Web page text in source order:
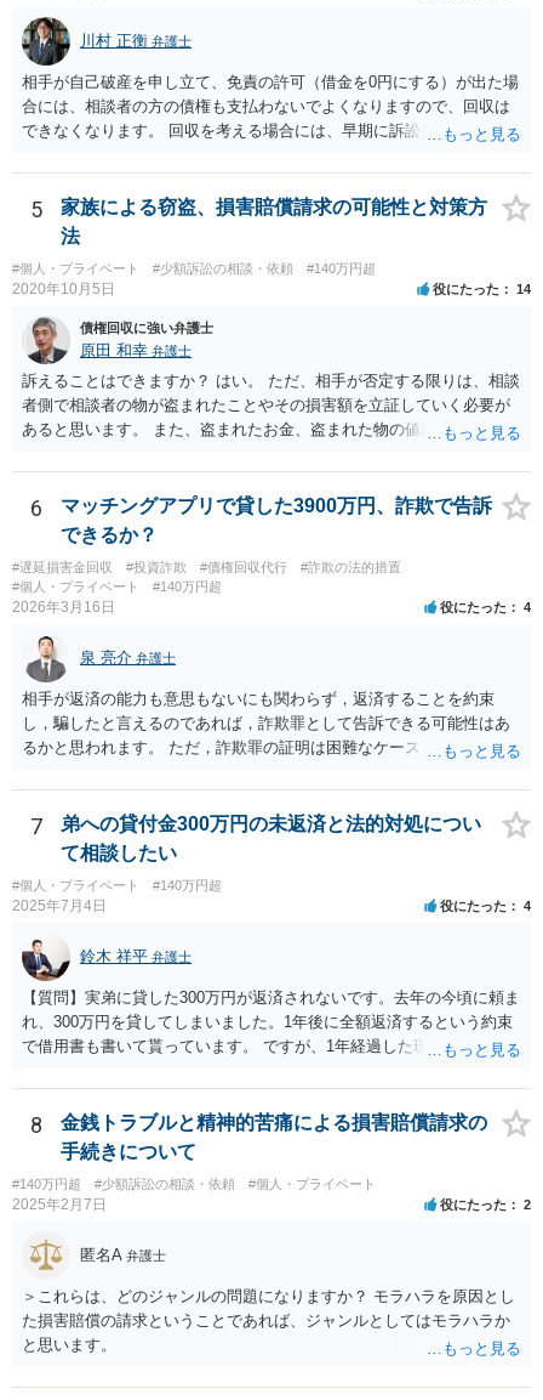
（月ごと）が、強制執行の５年以上前の分は、時効の援用により消滅
します。請求できるのは、それ以降の分となります。未払の発生よ
り、強制執行を基準に考えた方が分かりやすいでしょう。 > また、こ
の様な案件を請け負って頂けるものなのでしょうか？ こちらの立場を
主張する余地があれば、依頼する価値はあると思います。「支払い意
りそうです。
川村 正衡 弁護士
相手が自己破産を申し立て、免責の許可（借金を0円にする）が出た場
合には、相談者の方の債権も支払わないでよくなりますので、回収は
できなくなります。 回収を考える場合には、早期に訴訟提起などを進
5
家族による窃盗、損害賠償請求の可能性と対策方
法
#個人・プライベート #少額訴訟の相談・依頼 #140万円超
2020年10月5日 役にたった 14
債権回収に強い弁護士
原田 和幸 弁護士
訴えることはできますか？ はい。 ただ、相手が否定する限りは、相談
者側で相談者の物が盗まれたことやその損害額を立証していく必要が
あると思います。 また、盗まれたお金、盗まれた物の値段分のお金、
や物の時価相当額の請求はできます。 ただ、慰謝料は難しいと思いま
す。
6
マッチングアプリで貸した3900万円、詐欺で告訴
できるか？
#遅延損害金回収 #投資詐欺 #債権回収代行
#詐欺の法的措置
#個人・プライベート
#140万円超
2026年3月16日 役にたった 4
泉 亮介 弁護士
相手が返済の能力も意思もないにも関わらず，返済することを約束
し，騙したと言えるのであれば，詐欺罪として告訴できる可能性はあ
るかと思われます。 ただ，詐欺罪の証明は困難なケースも多く，民事
7
弟への貸付金300万円の未返済と法的対処につい
て相談したい
#個人・プライベート #140万円超
2025年7月4日 役にたった 4
鈴木 祥平 弁護士
【質問】実弟に貸した300万円が返済されないです。去年の今頃に頼ま
れ、300万円を貸してしまいました。1年後に全額返済するという約束
で借用書も書いて貰っています。 ですが、1年経過した現在一銭も返
どという話も無く、開き直っている様に見受けられます。返済は勿論
ですが、今までの弟の素行等問題は色々あり、反省と制裁して欲しい
です。 【回答】おそらく、弟さんとしては、「返済しなかったとして
も、兄が自分に対して法的措置を講じてくることはないであろう」と
いう「甘え」があるのだと思います。きちんと返済をさせるために
は、「家族内の問題であるから穏便に解決を図る」という対応ではな
くて、一般社会の中のルールに基づいて、「約束（契約）したことを
守らない場合には、法的措置を講じる」という当たり前の対応を取る
べきであろうかと思います。もちろん、現実的に一括で返済出来る状
況ではないのかもしれませんが、分割でもきちんと返済をさせる合意
を取り付けるべきです。訴訟を提起した上で、「裁判上の和解」（分
割での返済）をすれば、その返済を怠った場合には強制執行（国の力
で強制的に相手方から財産を取り上げて、そこから回収する）という
8
金銭トラブルと精神的苦痛による損害賠償請求の
手続きについて
#140万円超 #少額訴訟の相談・依頼 #個人・プライベート
2025年2月7日 役にたった 2
匿名A 弁護士
＞これらは、どのジャンルの問題になりますか？ モラハラを原因とし
た損害賠償の請求ということであれば、ジャンルとしてはモラハラか
と思います。